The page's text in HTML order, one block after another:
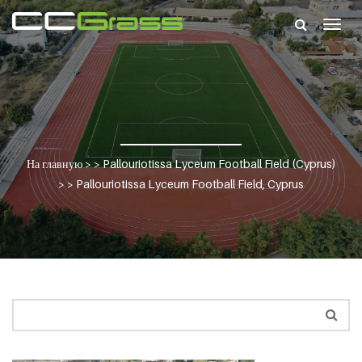
На главную> >Pallouriotissa Lyceum Football Field (Cyprus)
> > Pallouriotissa Lyceum Football Field, Cyprus